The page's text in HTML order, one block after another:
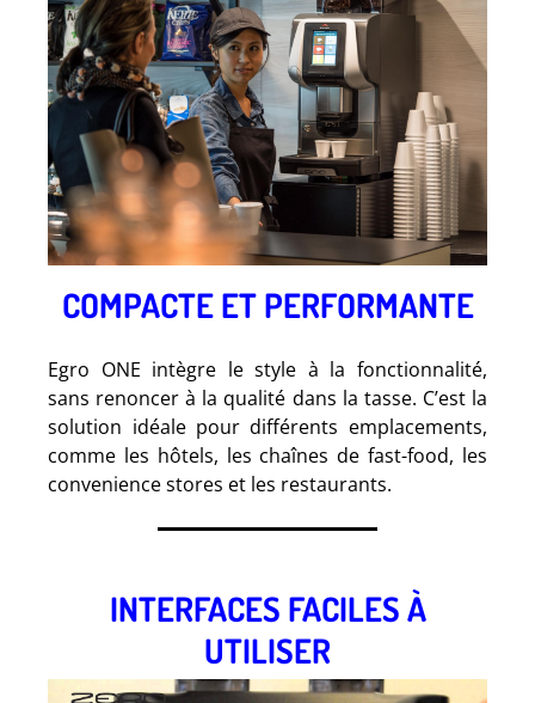
COMPACTE ET PERFORMANTE
Egro ONE intègre le style à la fonctionnalité,
sans renoncer à la qualité dans la tasse. C’est la
solution idéale pour différents emplacements,
comme les hôtels, les chaînes de fast-food, les
convenience stores et les restaurants.
INTERFACES FACILES À
UTILISER